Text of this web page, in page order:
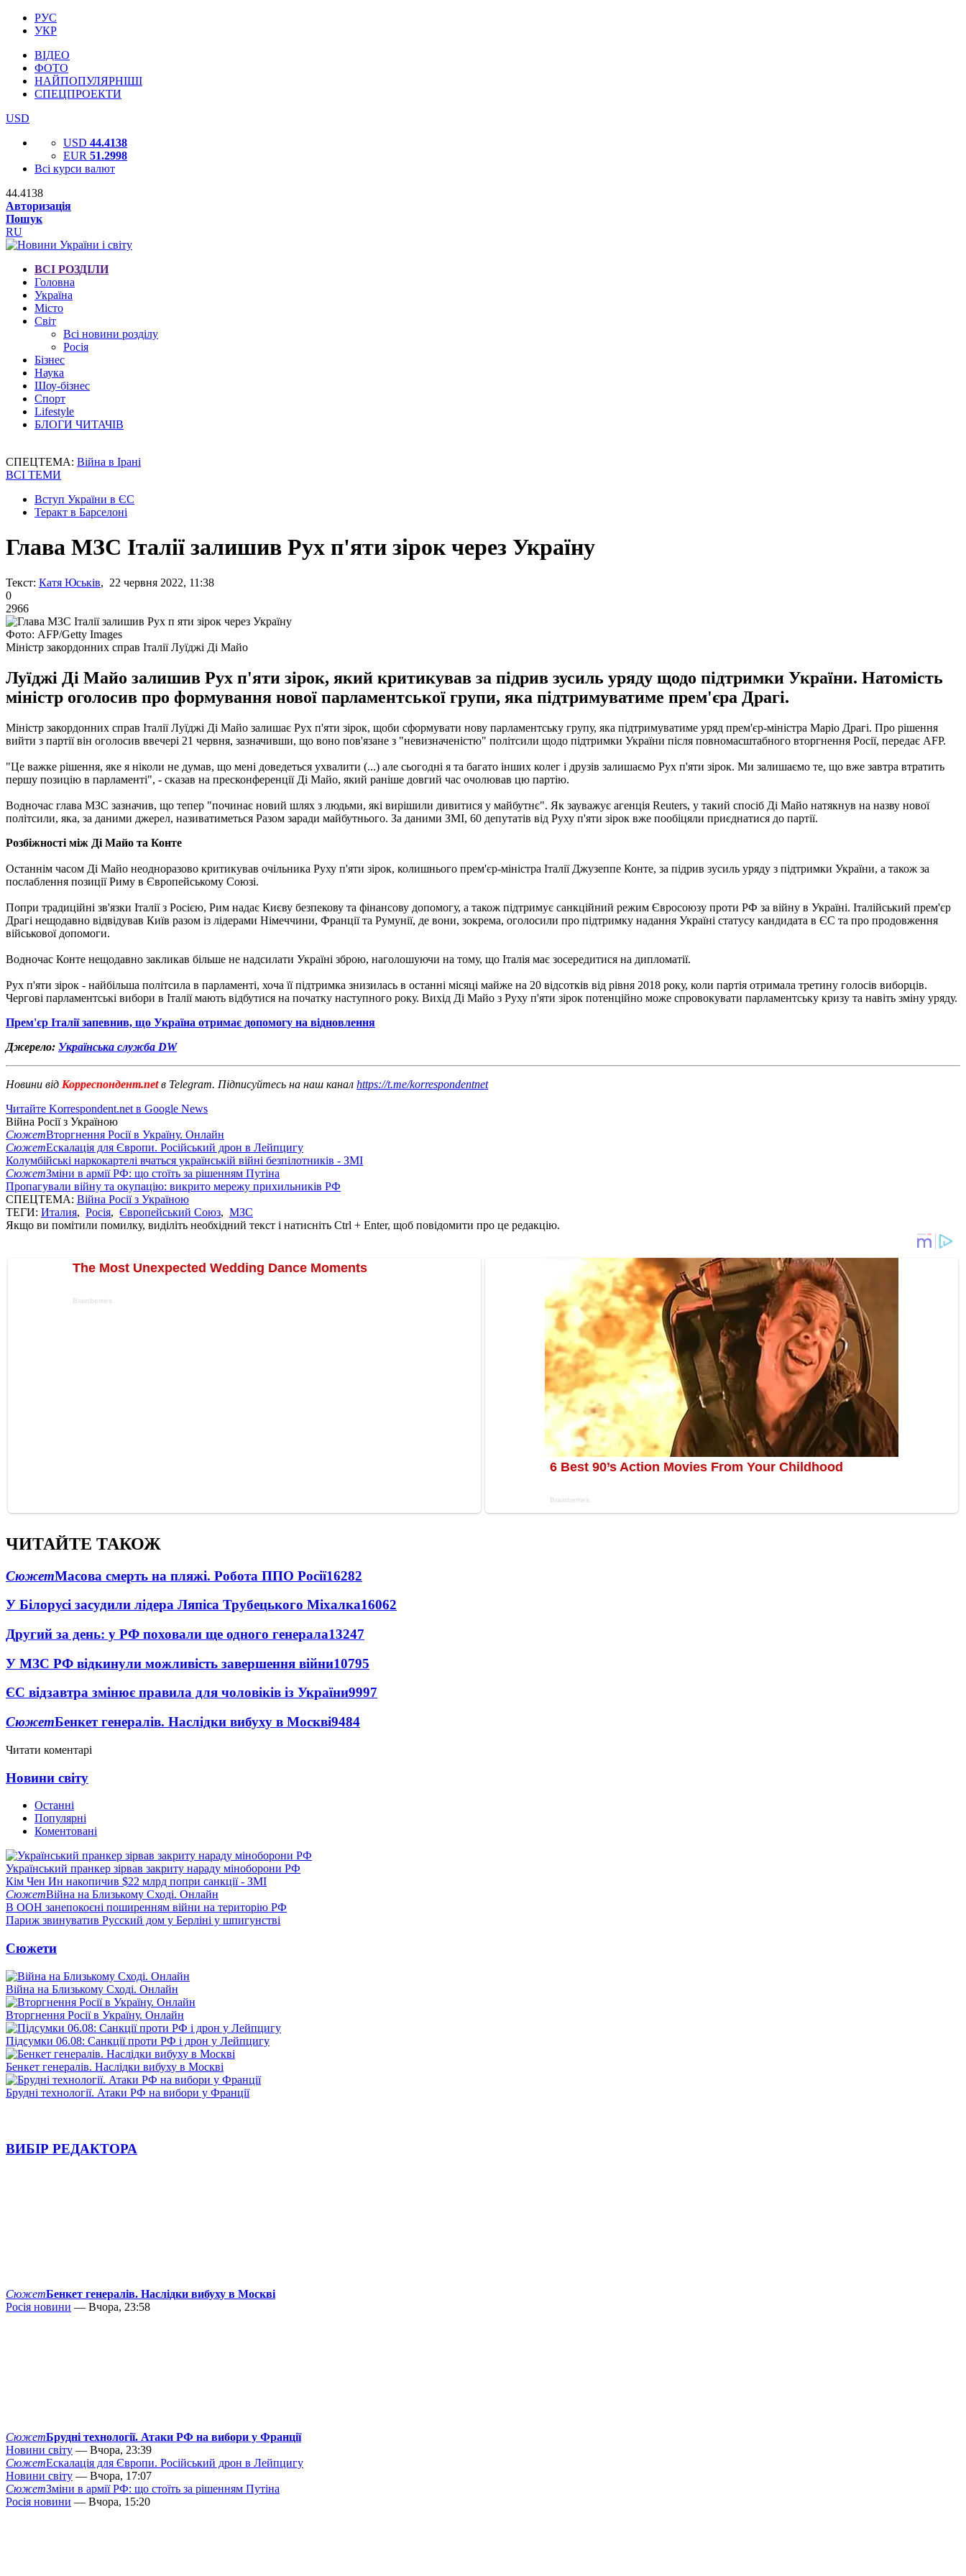
РУС
УКР
ВІДЕО
ФОТО
НАЙПОПУЛЯРНІШІ
СПЕЦПРОЕКТИ
USD
USD 44.4138
EUR 51.2998
Всі курси валют
44.4138
Авторизація
Пошук
RU
ВСІ РОЗДІЛИ
Головна
Україна
Місто
Світ
Всі новини розділу
Росія
Бізнес
Наука
Шоу-бізнес
Спорт
Lifestyle
БЛОГИ ЧИТАЧІВ
СПЕЦТЕМА: Війна в Ірані
ВСІ ТЕМИ
Вступ України в ЄС
Теракт в Барселоні
Глава МЗС Італії залишив Рух п'яти зірок через Україну
Текст: Катя Юськів, 22 червня 2022, 11:38
0
2966
Фото: AFP/Getty Images
Міністр закордонних справ Італії Луїджі Ді Майо
Луїджі Ді Майо залишив Рух п'яти зірок, який критикував за підрив зусиль уряду щодо підтримки України. Натомість
міністр оголосив про формування нової парламентської групи, яка підтримуватиме прем'єра Драгі.
Міністр закордонних справ Італії Луїджі Ді Майо залишає Рух п'яти зірок, щоби сформувати нову парламентську групу, яка підтримуватиме уряд прем'єр-міністра Маріо Драгі. Про рішення
вийти з партії він оголосив ввечері 21 червня, зазначивши, що воно пов'язане з "невизначеністю" політсили щодо підтримки України після повномасштабного вторгнення Росії, передає AFP.
"Це важке рішення, яке я ніколи не думав, що мені доведеться ухвалити (...) але сьогодні я та багато інших колег і друзів залишаємо Рух п'яти зірок. Ми залишаємо те, що вже завтра втратить
першу позицію в парламенті", - сказав на пресконференції Ді Майо, який раніше довгий час очолював цю партію.
Водночас глава МЗС зазначив, що тепер "починає новий шлях з людьми, які вирішили дивитися у майбутнє". Як зауважує агенція Reuters, у такий спосіб Ді Майо натякнув на назву нової
політсили, яка, за даними джерел, називатиметься Разом заради майбутнього. За даними ЗМІ, 60 депутатів від Руху п'яти зірок вже пообіцяли приєднатися до партії.
Розбіжності між Ді Майо та Конте
Останнім часом Ді Майо неодноразово критикував очільника Руху п'яти зірок, колишнього прем'єр-міністра Італії Джузеппе Конте, за підрив зусиль уряду з підтримки України, а також за
послаблення позиції Риму в Європейському Союзі.
Попри традиційні зв'язки Італії з Росією, Рим надає Києву безпекову та фінансову допомогу, а також підтримує санкційний режим Євросоюзу проти РФ за війну в Україні. Італійський прем'єр
Драгі нещодавно відвідував Київ разом із лідерами Німеччини, Франції та Румунії, де вони, зокрема, оголосили про підтримку надання Україні статусу кандидата в ЄС та про продовження
військової допомоги.
Водночас Конте нещодавно закликав більше не надсилати Україні зброю, наголошуючи на тому, що Італія має зосередитися на дипломатії.
Рух п'яти зірок - найбільша політсила в парламенті, хоча її підтримка знизилась в останні місяці майже на 20 відсотків від рівня 2018 року, коли партія отримала третину голосів виборців.
Чергові парламентські вибори в Італії мають відбутися на початку наступного року. Вихід Ді Майо з Руху п'яти зірок потенційно може спровокувати парламентську кризу та навіть зміну уряду.
Прем'єр Італії запевнив, що Україна отримає допомогу на відновлення
Джерело: Українська служба DW
Новини від Корреспондент.netв Telegram. Підписуйтесь на наш канал https://t.me/korrespondentnet
Читайте Korrespondent.net в Google News
Війна Росії з Україною
СюжетВторгнення Росії в Україну. Онлайн
СюжетЕскалація для Європи. Російський дрон в Лейпцигу
Колумбійські наркокартелі вчаться українській війні безпілотників - ЗМІ
СюжетЗміни в армії РФ: що стоїть за рішенням Путіна
Пропагували війну та окупацію: викрито мережу прихильників РФ
СПЕЦТЕМА: Війна Росії з Україною
ТЕГИ: Италия, Росія, Європейський Союз, МЗС
Якщо ви помітили помилку, виділіть необхідний текст і натисніть Ctrl + Enter, щоб повідомити про це редакцію.
ЧИТАЙТЕ ТАКОЖ
СюжетМасова смерть на пляжі. Робота ППО Росії16282
У Білорусі засудили лідера Ляпіса Трубецького Міхалка16062
Другий за день: у РФ поховали ще одного генерала13247
У МЗС РФ відкинули можливість завершення війни10795
ЄС відзавтра змінює правила для чоловіків із України9997
СюжетБенкет генералів. Наслідки вибуху в Москві9484
Читати коментарі
Новини світу
Останні
Популярні
Коментовані
Український пранкер зірвав закриту нараду міноборони РФ
Кім Чен Ин накопичив $22 млрд попри санкції - ЗМІ
СюжетВійна на Близькому Сході. Онлайн
В ООН занепокоєні поширенням війни на територію РФ
Париж звинуватив Русский дом у Берліні у шпигунстві
Сюжети
Війна на Близькому Сході. Онлайн
Вторгнення Росії в Україну. Онлайн
Підсумки 06.08: Санкції проти РФ і дрон у Лейпцигу
Бенкет генералів. Наслідки вибуху в Москві
Брудні технології. Атаки РФ на вибори у Франції
ВИБІР РЕДАКТОРА
СюжетБенкет генералів. Наслідки вибуху в Москві
Росія новини — Вчора, 23:58
СюжетБрудні технології. Атаки РФ на вибори у Франції
Новини світу — Вчора, 23:39
СюжетЕскалація для Європи. Російський дрон в Лейпцигу
Новини світу — Вчора, 17:07
СюжетЗміни в армії РФ: що стоїть за рішенням Путіна
Росія новини — Вчора, 15:20